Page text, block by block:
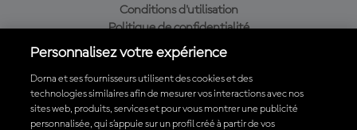
Conditions d'utilisation
Politique de confidentialité
Politique d’achat
Télécharger l'appli officielle du MotoGP™
Personnalisez votre expérience
Dorna et ses fournisseurs utilisent des cookies et des
technologies similaires afin de mesurer vos interactions avec nos
sites web, produits, services et pour vous montrer une publicité
personnalisée, qui s’appuie sur un profil créé à partir de vos